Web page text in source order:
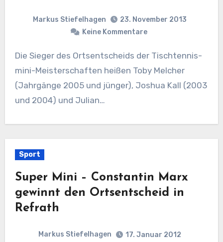
Markus Stiefelhagen
23. November 2013
Keine Kommentare
Die Sieger des Ortsentscheids der Tischtennis-
mini-Meisterschaften heißen Toby Melcher
(Jahrgänge 2005 und jünger), Joshua Kall (2003
und 2004) und Julian…
Sport
Super Mini – Constantin Marx
gewinnt den Ortsentscheid in
Refrath
Markus Stiefelhagen
17. Januar 2012